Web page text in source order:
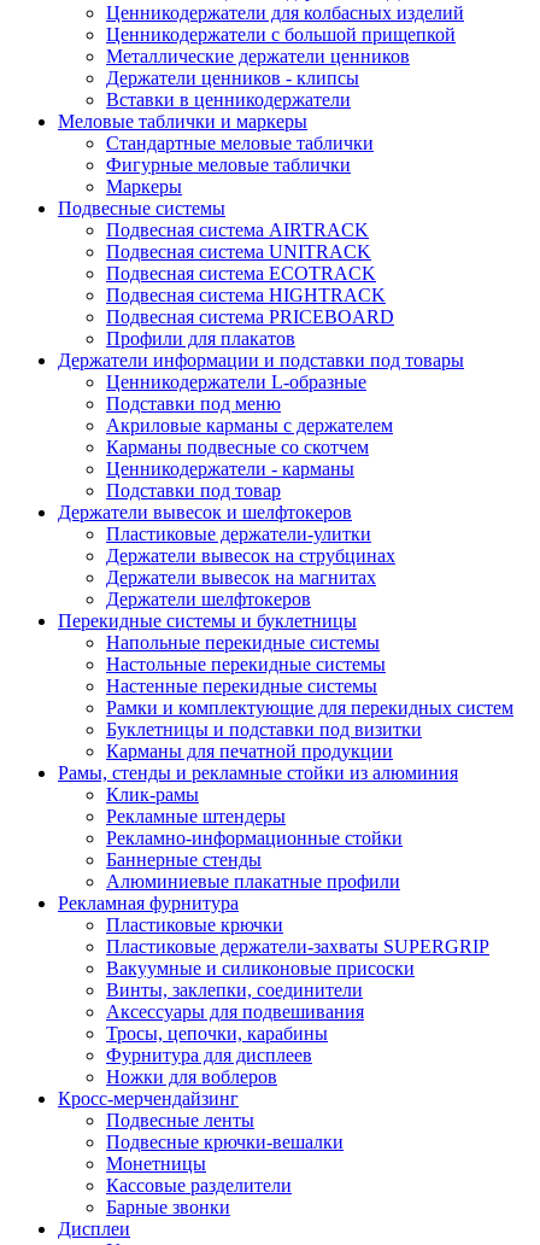
Ценникодержатели для колбасных изделий
Ценникодержатели с большой прищепкой
Металлические держатели ценников
Держатели ценников - клипсы
Вставки в ценникодержатели
Меловые таблички и маркеры
Стандартные меловые таблички
Фигурные меловые таблички
Маркеры
Подвесные системы
Подвесная система AIRTRACK
Подвесная система UNITRACK
Подвесная система ECOTRACK
Подвесная система HIGHTRACK
Подвесная система PRICEBOARD
Профили для плакатов
Держатели информации и подставки под товары
Ценникодержатели L-образные
Подставки под меню
Акриловые карманы с держателем
Карманы подвесные со скотчем
Ценникодержатели - карманы
Подставки под товар
Держатели вывесок и шелфтокеров
Пластиковые держатели-улитки
Держатели вывесок на струбцинах
Держатели вывесок на магнитах
Держатели шелфтокеров
Перекидные системы и буклетницы
Напольные перекидные системы
Настольные перекидные системы
Настенные перекидные системы
Рамки и комплектующие для перекидных систем
Буклетницы и подставки под визитки
Карманы для печатной продукции
Рамы, стенды и рекламные стойки из алюминия
Клик-рамы
Рекламные штендеры
Рекламно-информационные стойки
Баннерные стенды
Алюминиевые плакатные профили
Рекламная фурнитура
Пластиковые крючки
Пластиковые держатели-захваты SUPERGRIP
Вакуумные и силиконовые присоски
Винты, заклепки, соединители
Аксессуары для подвешивания
Тросы, цепочки, карабины
Фурнитура для дисплеев
Ножки для воблеров
Кросс-мерчендайзинг
Подвесные ленты
Подвесные крючки-вешалки
Монетницы
Кассовые разделители
Барные звонки
Дисплеи